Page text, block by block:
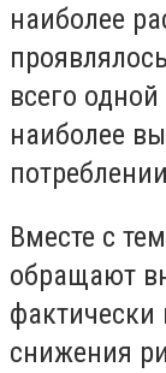
наиболее
всего
наиболее
Вместе с
обращают
фактически
снижения